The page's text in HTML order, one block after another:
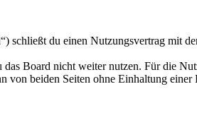
schließt du einen Nutzungsvertrag mit
Board nicht weiter nutzen. Für die
beiden Seiten ohne Einhaltung